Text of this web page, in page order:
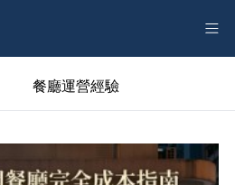
餐廳運營經驗